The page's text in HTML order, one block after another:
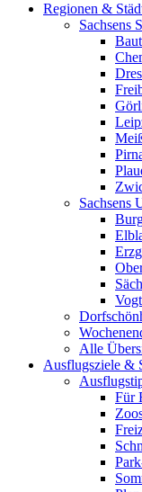
Regionen &
Sachsens
Sachsens
Alle
Ausflugsziele &
Für